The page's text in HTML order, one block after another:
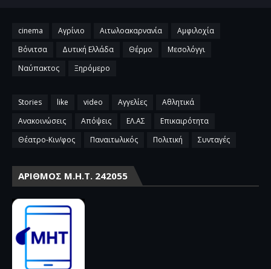
cinema Αγρίνιο Αιτωλοακαρνανία
Αμφιλοχία
Βόνιτσα
Δυτική Ελλάδα Θέρμο
Μεσολόγγι
Ναύπακτος
Ξηρόμερο
Stories like video Αγγελίες
Αθλητικά
Ανακοινώσεις
Απόψεις ΕΛ.ΑΣ
Επικαιρότητα
Θέατρο-Κιν/φος
Παναιτωλικός Πολιτική Συνταγές
ΑΡΙΘΜΌΣ Μ.Η.Τ. 242055